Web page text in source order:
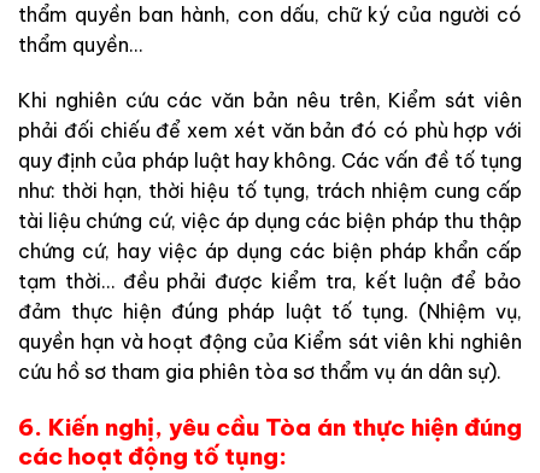
thẩm quyền ban hành, con dấu, chữ ký của người có
thẩm quyền…
Khi nghiên cứu các văn bản nêu trên, Kiểm sát viên
phải đối chiếu để xem xét văn bản đó có phù hợp với
quy định của pháp luật hay không. Các vấn đề tố tụng
như: thời hạn, thời hiệu tố tụng, trách nhiệm cung cấp
tài liệu chứng cứ, việc áp dụng các biện pháp thu thập
chứng cứ, hay việc áp dụng các biện pháp khẩn cấp
tạm thời… đều phải được kiểm tra, kết luận để bảo
đảm thực hiện đúng pháp luật tố tụng. (Nhiệm vụ,
quyền hạn và hoạt động của Kiểm sát viên khi nghiên
cứu hồ sơ tham gia phiên tòa sơ thẩm vụ án dân sự).
6. Kiến nghị, yêu cầu Tòa án thực hiện đúng
các hoạt động tố tụng: